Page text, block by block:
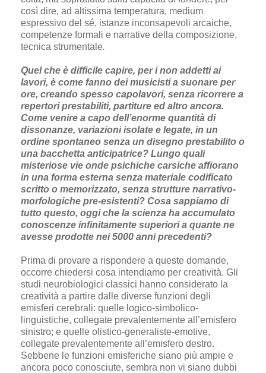
così dire, ad altissima temperatura, medium
espressivo del sé, istanze inconsapevoli arcaiche,
competenze formali e narrative della composizione,
tecnica strumentale.
Quel che è difficile capire, per i non addetti ai
lavori, è come fanno dei musicisti a suonare per
ore, creando spesso capolavori, senza ricorrere a
repertori prestabiliti, partiture ed altro ancora.
Come venire a capo dell’enorme quantità di
dissonanze, variazioni isolate e legate, in un
ordine spontaneo senza un disegno prestabilito o
una bacchetta anticipatrice? Lungo quali
misteriose vie onde psichiche carsiche affiorano
in una forma esterna senza materiale codificato
scritto o memorizzato, senza strutture narrativo-
morfologiche pre-esistenti? Cosa sappiamo di
tutto questo, oggi che la scienza ha accumulato
conoscenze infinitamente superiori a quante ne
avesse prodotte nei 5000 anni precedenti?
Prima di provare a rispondere a queste domande,
occorre chiedersi cosa intendiamo per creatività. Gli
studi neurobiologici classici hanno considerato la
creatività a partire dalle diverse funzioni degli
emisferi cerebrali: quelle logico-simbolico-
linguistiche, collegate prevalentemente all’emisfero
sinistro; e quelle olistico-generaliste-emotive,
collegate prevalentemente all’emisfero destro.
Sebbene le funzioni emisferiche siano più ampie e
ancora poco conosciute, sembra non vi siano dubbi